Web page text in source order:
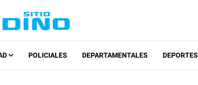
POLICIALES DEPARTAMENTALES DEPORTES